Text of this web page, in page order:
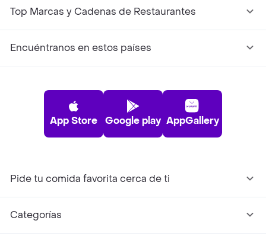
Top Marcas y Cadenas de Restaurantes
Encuéntranos en estos países
App Store Google play AppGallery
Pide tu comida favorita cerca de ti
Categorías